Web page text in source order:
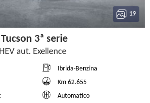
19
3ª serie
aut. Exellence
Ibrida-Benzina
Km 62.655
Automatico